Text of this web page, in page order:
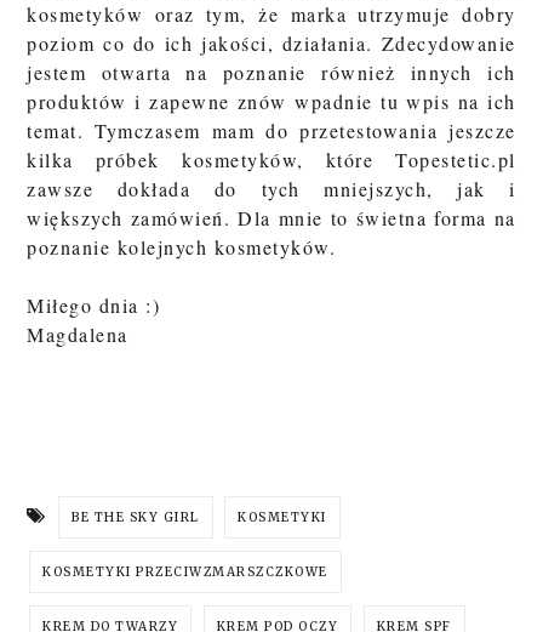
kosmetyków oraz tym, że marka utrzymuje dobry
poziom co do ich jakości, działania. Zdecydowanie
jestem otwarta na poznanie również innych ich
produktów i zapewne znów wpadnie tu wpis na ich
temat. Tymczasem mam do przetestowania jeszcze
kilka próbek kosmetyków, które Topestetic.pl
zawsze dokłada do tych mniejszych, jak i
większych zamówień. Dla mnie to świetna forma na
poznanie kolejnych kosmetyków.
Miłego dnia :)
Magdalena
BE THE SKY GIRL KOSMETYKI
KOSMETYKI PRZECIWZMARSZCZKOWE
KREM DO TWARZY KREM POD OCZY KREM SPF